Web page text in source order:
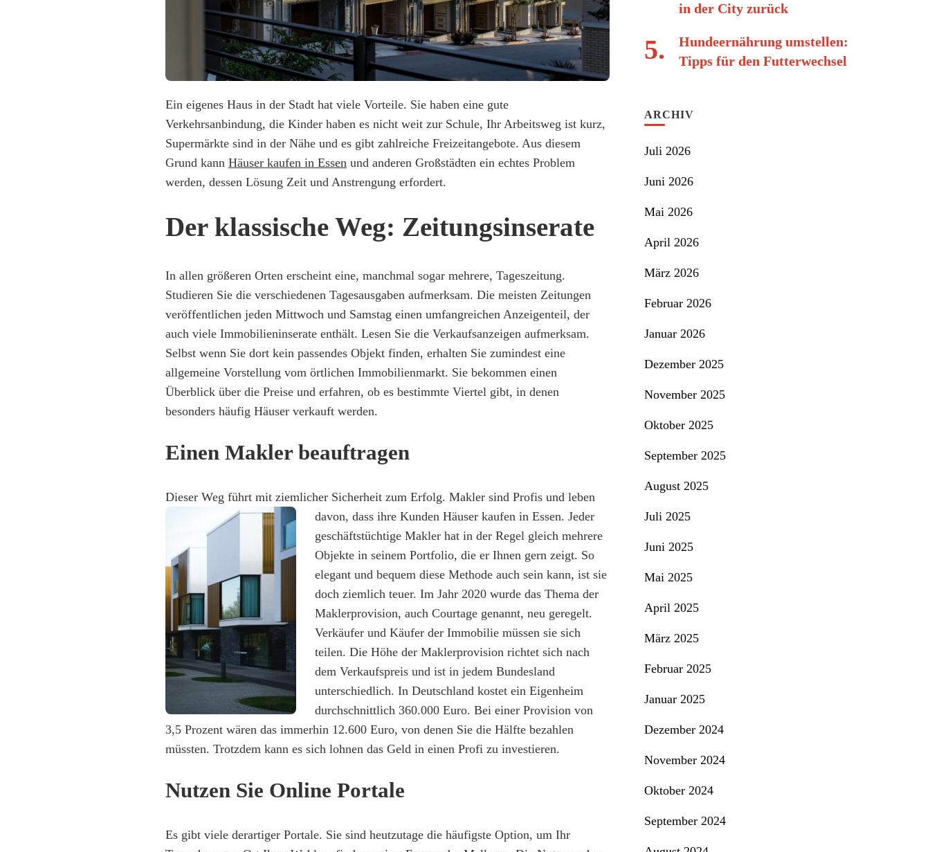
Ein eigenes Haus in der Stadt hat viele Vorteile. Sie haben eine gute
Verkehrsanbindung, die Kinder haben es nicht weit zur Schule, Ihr Arbeitsweg ist kurz,
Supermärkte sind in der Nähe und es gibt zahlreiche Freizeitangebote. Aus diesem
Grund kann Häuser kaufen in Essen und anderen Großstädten ein echtes Problem
werden, dessen Lösung Zeit und Anstrengung erfordert.
Der klassische Weg: Zeitungsinserate
In allen größeren Orten erscheint eine, manchmal sogar mehrere, Tageszeitung.
Studieren Sie die verschiedenen Tagesausgaben aufmerksam. Die meisten Zeitungen
veröffentlichen jeden Mittwoch und Samstag einen umfangreichen Anzeigenteil, der
auch viele Immobilieninserate enthält. Lesen Sie die Verkaufsanzeigen aufmerksam.
Selbst wenn Sie dort kein passendes Objekt finden, erhalten Sie zumindest eine
allgemeine Vorstellung vom örtlichen Immobilienmarkt. Sie bekommen einen
Überblick über die Preise und erfahren, ob es bestimmte Viertel gibt, in denen
besonders häufig Häuser verkauft werden.
Einen Makler beauftragen
Dieser Weg führt mit ziemlicher Sicherheit zum Erfolg. Makler sind Profis und leben
davon, dass ihre Kunden Häuser kaufen in Essen. Jeder
geschäftstüchtige Makler hat in der Regel gleich mehrere
Objekte in seinem Portfolio, die er Ihnen gern zeigt. So
elegant und bequem diese Methode auch sein kann, ist sie
doch ziemlich teuer. Im Jahr 2020 wurde das Thema der
Maklerprovision, auch Courtage genannt, neu geregelt.
Verkäufer und Käufer der Immobilie müssen sie sich
teilen. Die Höhe der Maklerprovision richtet sich nach
dem Verkaufspreis und ist in jedem Bundesland
unterschiedlich. In Deutschland kostet ein Eigenheim
durchschnittlich 360.000 Euro. Bei einer Provision von
3,5 Prozent wären das immerhin 12.600 Euro, von denen Sie die Hälfte bezahlen
müssten. Trotzdem kann es sich lohnen das Geld in einen Profi zu investieren.
Nutzen Sie Online Portale
Es gibt viele derartiger Portale. Sie sind heutzutage die häufigste Option, um Ihr
in der City zurück
Hundeernährung umstellen:
Tipps für den Futterwechsel
ARCHIV
Juli 2026
Juni 2026
Mai 2026
April 2026
März 2026
Februar 2026
Januar 2026
Dezember 2025
November 2025
Oktober 2025
September 2025
August 2025
Juli 2025
Juni 2025
Mai 2025
April 2025
März 2025
Februar 2025
Januar 2025
Dezember 2024
November 2024
Oktober 2024
September 2024